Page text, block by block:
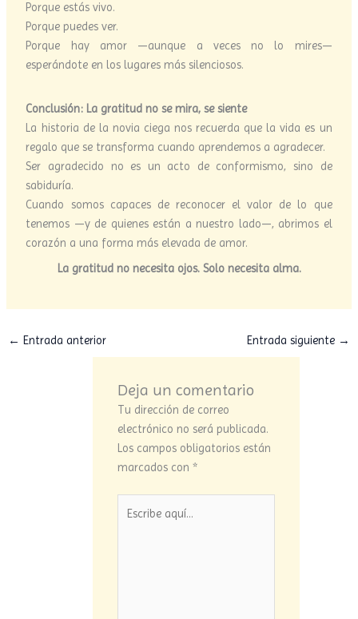
Porque estás vivo.
Porque puedes ver.
Porque hay amor —aunque a veces no lo mires—
esperándote en los lugares más silenciosos.
Conclusión: La gratitud no se mira, se siente
La historia de la novia ciega nos recuerda que la vida es un
regalo que se transforma cuando aprendemos a agradecer.
Ser agradecido no es un acto de conformismo, sino de
sabiduría.
Cuando somos capaces de reconocer el valor de lo que
tenemos —y de quienes están a nuestro lado—, abrimos el
corazón a una forma más elevada de amor.
La gratitud no necesita ojos. Solo necesita alma.
← Entrada anterior Entrada siguiente →
Deja un comentario
Tu dirección de correo
electrónico no será publicada.
Los campos obligatorios están
marcados con*